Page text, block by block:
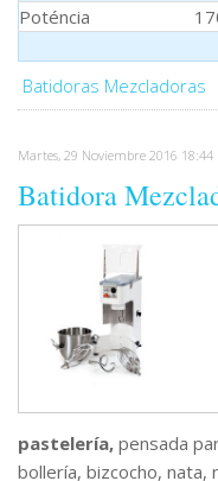
Poténcia
Batidoras Mezcladoras
Martes, 29 Noviembre 2016 18:44
Batidora
pastelería, pensada
bollería, bizcocho, nata,